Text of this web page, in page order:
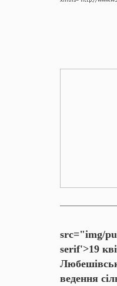
src="img/
serif'>19
ведення